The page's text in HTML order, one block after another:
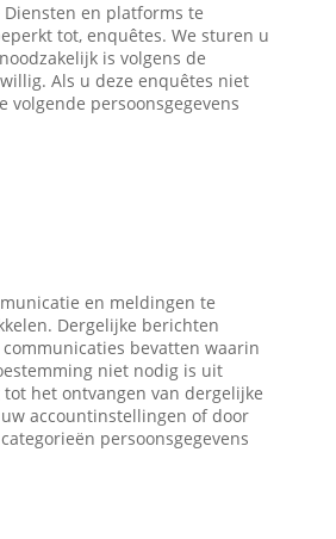
en platforms te
tot, enquêtes. We sturen u
is volgens de
Als u deze enquêtes niet
volgende persoonsgegevens
en meldingen te
Dergelijke berichten
bevatten waarin
niet nodig is uit
het ontvangen van dergelijke
accountinstellingen of door
persoonsgegevens